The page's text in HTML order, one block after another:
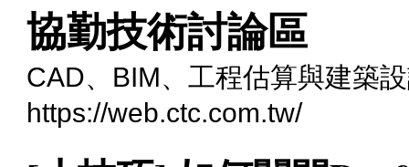
協勤技術討論區
CAD、BIM、工程估算與建築
https://web.ctc.com.tw/